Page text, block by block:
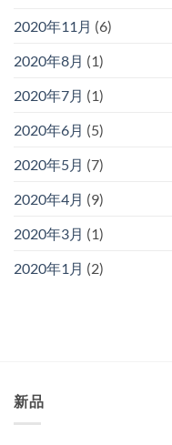
2020年11月 (6)
2020年8月 (1)
2020年7月 (1)
2020年6月 (5)
2020年5月 (7)
2020年4月 (9)
2020年3月 (1)
2020年1月 (2)
新品